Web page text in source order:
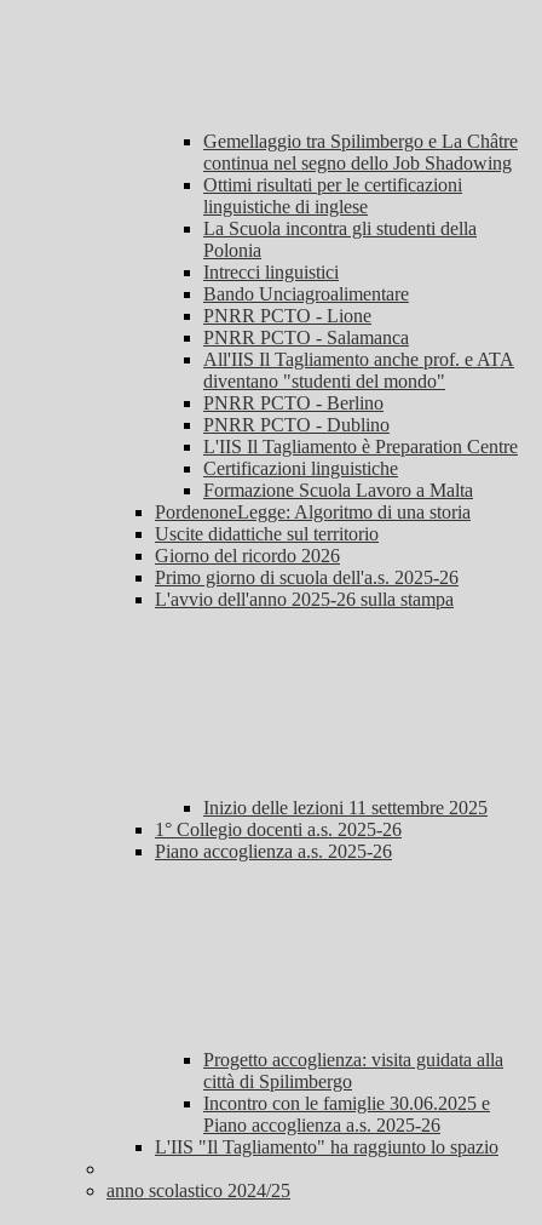
Gemellaggio tra Spilimbergo e La Châtre
continua nel segno dello Job Shadowing
Ottimi risultati per le certificazioni
linguistiche di inglese
La Scuola incontra gli studenti della
Polonia
Intrecci linguistici
Bando Unciagroalimentare
PNRR PCTO - Lione
PNRR PCTO - Salamanca
All'IIS Il Tagliamento anche prof. e ATA
diventano "studenti del mondo"
PNRR PCTO - Berlino
PNRR PCTO - Dublino
L'IIS Il Tagliamento è Preparation Centre
Certificazioni linguistiche
Formazione Scuola Lavoro a Malta
PordenoneLegge: Algoritmo di una storia
Uscite didattiche sul territorio
Giorno del ricordo 2026
Primo giorno di scuola dell'a.s. 2025-26
L'avvio dell'anno 2025-26 sulla stampa
Inizio delle lezioni 11 settembre 2025
1° Collegio docenti a.s. 2025-26
Piano accoglienza a.s. 2025-26
Progetto accoglienza: visita guidata alla
città di Spilimbergo
Incontro con le famiglie 30.06.2025 e
Piano accoglienza a.s. 2025-26
L'IIS "Il Tagliamento" ha raggiunto lo spazio
anno scolastico 2024/25